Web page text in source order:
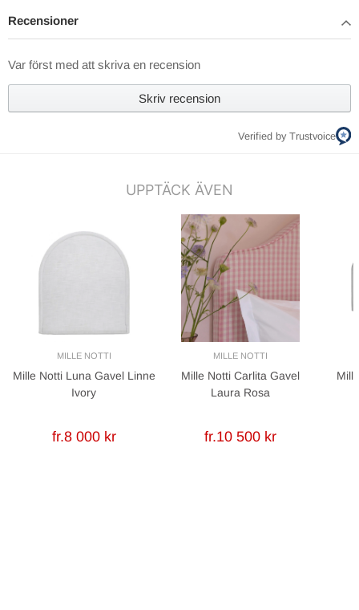
Recensioner
Var först med att skriva en recension
Skriv recension
Verified by Trustvoice
UPPTÄCK ÄVEN
MILLE NOTTI
Mille Notti Luna Gavel Linne
Ivory
fr.8 000 kr
MILLE NOTTI
Mille Notti Carlita Gavel
Laura Rosa
fr.10 500 kr